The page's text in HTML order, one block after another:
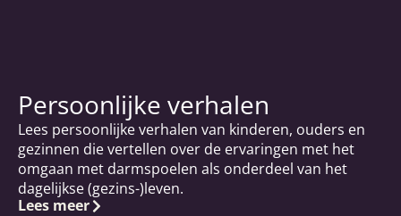
Persoonlijke verhalen
Lees persoonlijke verhalen van kinderen, ouders en
gezinnen die vertellen over de ervaringen met het
omgaan met darmspoelen als onderdeel van het
dagelijkse (gezins-)leven.
Lees meer